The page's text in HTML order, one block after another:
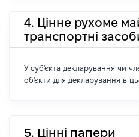
4. Цінне рухоме
транспортні
У суб'єкта декларування чи
об'єкти для декларування в
5. Цінні папери